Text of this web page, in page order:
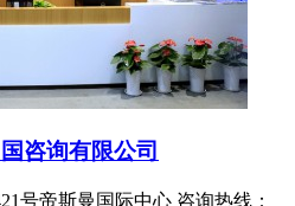
咨询有限公司
号帝斯曼国际中心 咨询热线：